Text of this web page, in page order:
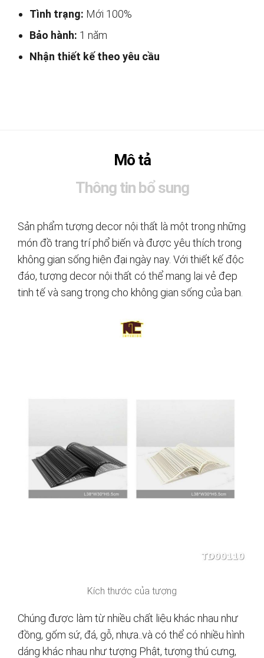
Tình trạng: Mới 100%
Bảo hành: 1 năm
Nhận thiết kế theo yêu cầu
Mô tả
Thông tin bổ sung
Sản phẩm tượng decor nội thất là một trong những
món đồ trang trí phổ biến và được yêu thích trong
không gian sống hiện đại ngày nay. Với thiết kế độc
đáo, tượng decor nội thất có thể mang lại vẻ đẹp
tinh tế và sang trọng cho không gian sống của bạn.
Kích thước của tượng
Chúng được làm từ nhiều chất liệu khác nhau như
đồng, gốm sứ, đá, gỗ, nhựa..và có thể có nhiều hình
dáng khác nhau như tượng Phật, tượng thú cưng,